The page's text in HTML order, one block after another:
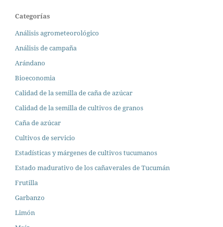
Categorías
Análisis agrometeorológico
Análisis de campaña
Arándano
Bioeconomia
Calidad de la semilla de caña de azúcar
Calidad de la semilla de cultivos de granos
Caña de azúcar
Cultivos de servicio
Estadísticas y márgenes de cultivos tucumanos
Estado madurativo de los cañaverales de Tucumán
Frutilla
Garbanzo
Limón